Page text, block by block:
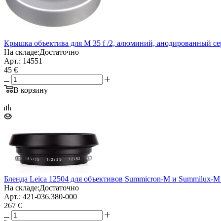
Крышка объектива для M 35 f /2, алюминий, анодированный
На складе:Достаточно
Арт.: 14551
45 €
В корзину
Бленда Leica 12504 для объективов Summicron-M и Summilux-
На складе:Достаточно
Арт.: 421-036.380-000
267 €